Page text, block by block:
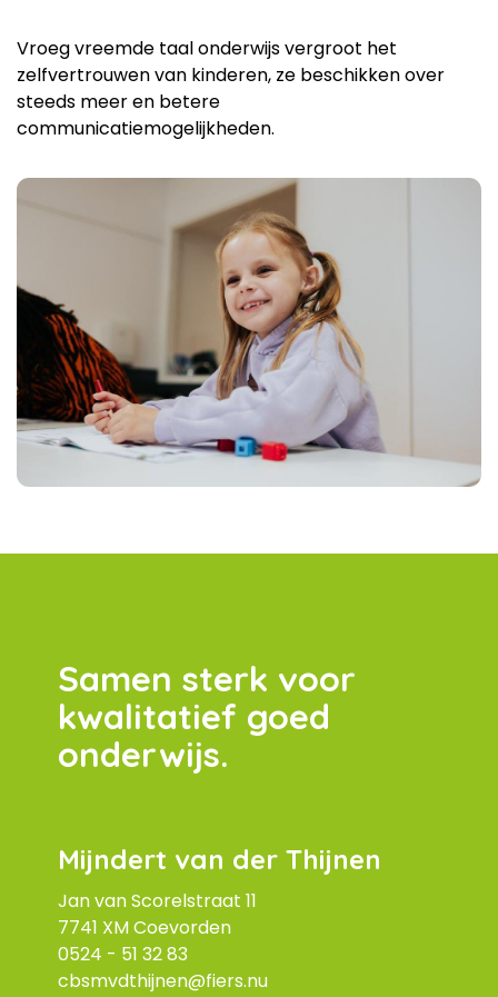
Vroeg vreemde taal onderwijs vergroot het
zelfvertrouwen van kinderen, ze beschikken over
steeds meer en betere
communicatiemogelijkheden.
Samen sterk voor
kwalitatief goed
onderwijs.
Mijndert van der Thijnen
Jan van Scorelstraat 11
7741 XM Coevorden
0524 - 51 3283
cbsmvdthijnen@fiers.nu